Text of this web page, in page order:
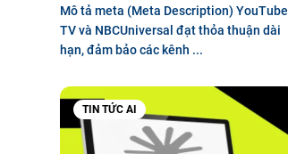
Mô tả meta (Meta Description) YouTube
TV và NBCUniversal đạt thỏa thuận dài
hạn, đảm bảo các kênh ...
TIN TỨC AI